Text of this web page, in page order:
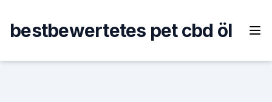
content
bestbewertetes pet cbd öl